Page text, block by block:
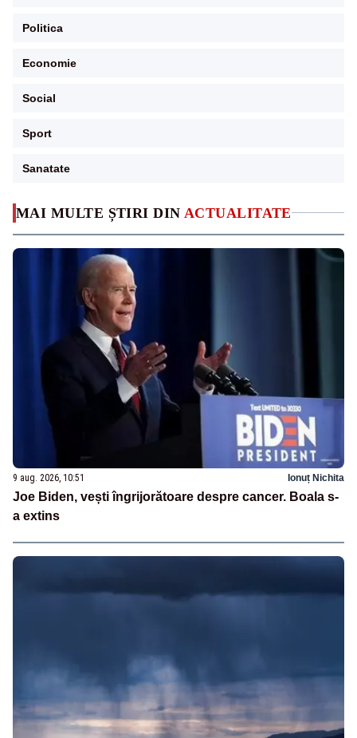
MAI MULTE ȘTIRI DIN ACTUALITATE
9 aug. 2026, 10:51 Ionuț Nichita
Joe Biden, vești îngrijorătoare despre cancer. Boala s-
a extins
Politica
Economie
Social
Sport
Sanatate